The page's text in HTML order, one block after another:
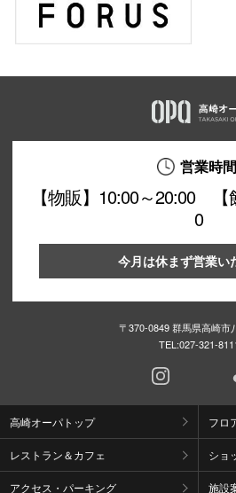
営業時間
【物販】10:00～20:00 【
0
今月は休まず営業い
〒370-0849 群馬県高崎市
TEL:027-321-
高崎オーパトップ フロ
レストラン＆カフェ ショ
アクセス・パーキング 施設